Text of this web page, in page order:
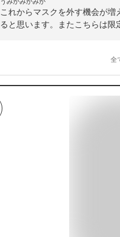
これからマスクを外す機会が
ると思います。またこちらは
全